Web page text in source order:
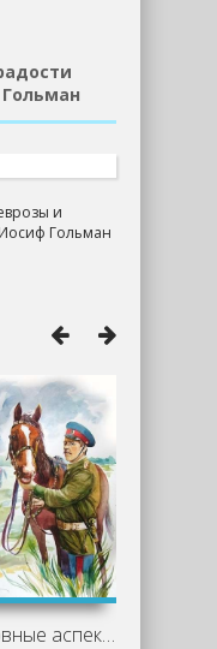
и
Гольман
Основные аспекты романа «Казачий крест»